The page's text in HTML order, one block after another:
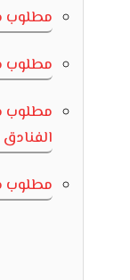
مطلوب
مطلوب
مطلوب
مطلوب